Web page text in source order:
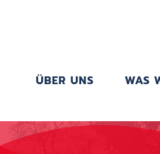
ÜBER UNS WAS